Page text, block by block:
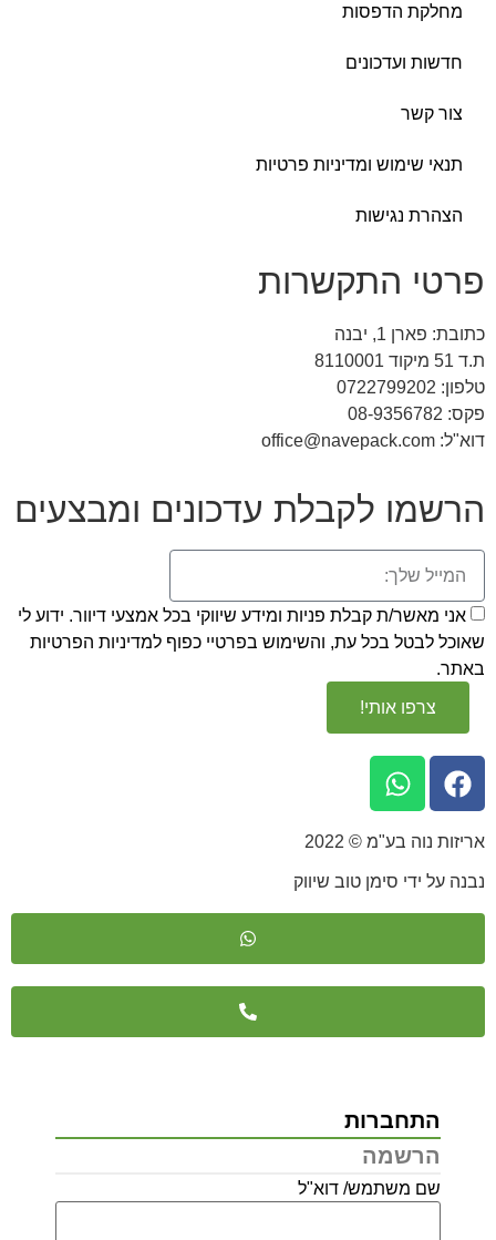
הדפסות
ועדכונים
ומדיניות פרטיות
נגישות
התקשרות
יבנה
לקבלת עדכונים ומבצעים
ת קבלת פניות ומידע שיווקי בכל אמצעי דיוור. ידוע לי
בכל עת, והשימוש בפרטיי כפוףלמדיניות הפרטיות
אותי!
בע"מ © 2022
סימן טוב שיווק
משתמש/ דוא"ל